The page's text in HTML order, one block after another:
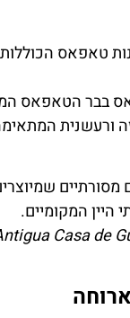
הכוללות
בבר הטאפאס
ורעשנית
היין המקומיים.
Casa de